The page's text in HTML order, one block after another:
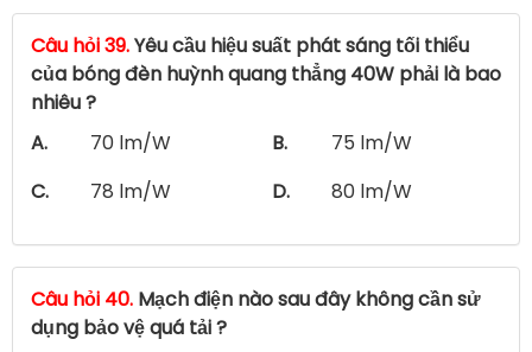
Câu hỏi 39.Yêu cầu hiệu suất phát sáng tối thiểu
của bóng đèn huỳnh quang thẳng 40W phải là bao
nhiêu ?
A.
70 lm/W B.
75 lm/W
C.
78 lm/W D. 80 lm/W
Câu hỏi 40. Mạch điện nào sau đây không cần sử
dụng bảo vệ quá tải ?